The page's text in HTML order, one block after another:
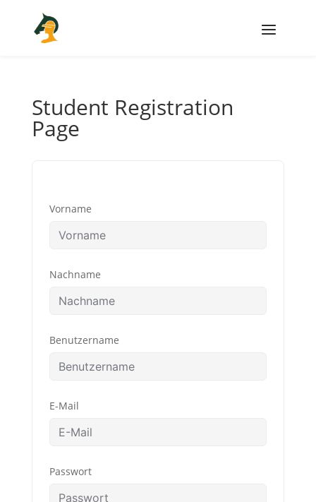
Student Registration
Page
Vorname
Nachname
Benutzername
E-Mail
Passwort